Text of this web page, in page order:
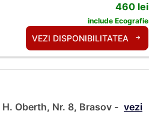
460 lei
include Ecografie
VEZI DISPONIBILITATEA
Oberth, Nr. 8, Brasov - vezi